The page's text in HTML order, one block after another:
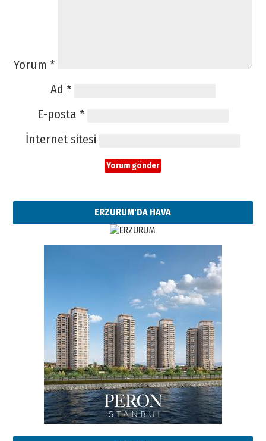
Yorum *
Ad *
E-posta *
İnternet sitesi
ERZURUM'DA HAVA
Esat BİNDESEN
Başkan Sekmen’den Erzurum’a
bir vizyon proje daha!
02 Ağustos 2026 Pazar
Kadir SABUNCUOĞLU
Erzurumspor’un köşe taşları
29 Haziran 2026 Pazartesi